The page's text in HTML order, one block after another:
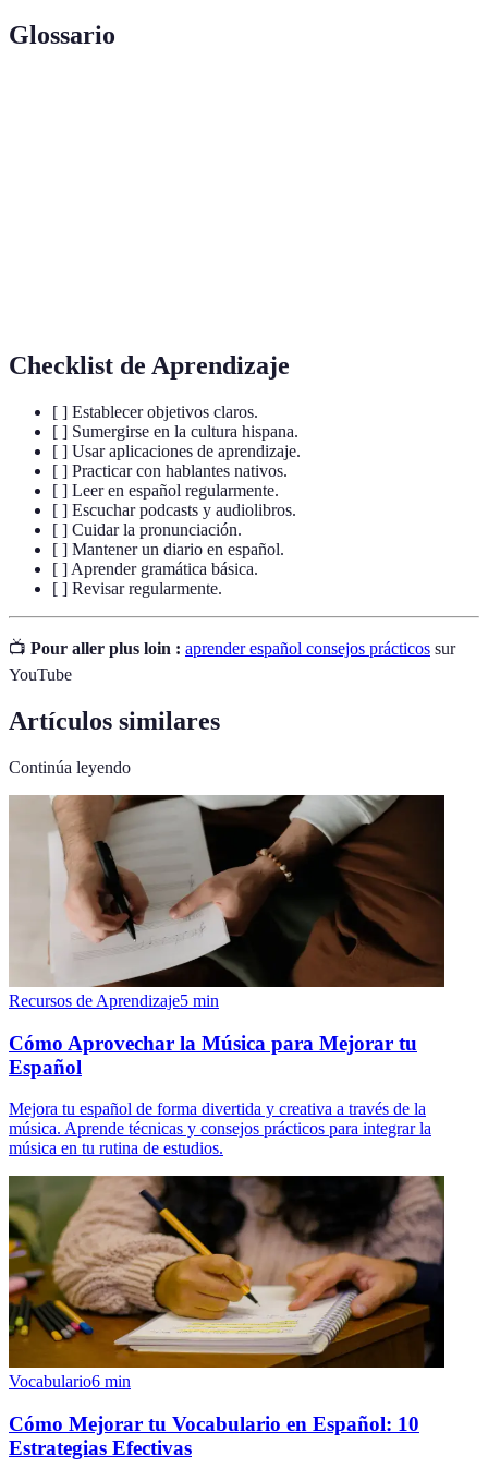
Glossario
Checklist de Aprendizaje
[ ] Establecer objetivos claros.
[ ] Sumergirse en la cultura hispana.
[ ] Usar aplicaciones de aprendizaje.
[ ] Practicar con hablantes nativos.
[ ] Leer en español regularmente.
[ ] Escuchar podcasts y audiolibros.
[ ] Cuidar la pronunciación.
[ ] Mantener un diario en español.
[ ] Aprender gramática básica.
[ ] Revisar regularmente.
📺 Pour aller plus loin : aprender español consejos prácticos sur
YouTube
Artículos similares
Continúa leyendo
Recursos de Aprendizaje5 min
Cómo Aprovechar la Música para Mejorar tu
Español
Mejora tu español de forma divertida y creativa a través de la
música. Aprende técnicas y consejos prácticos para integrar la
música en tu rutina de estudios.
Vocabulario6 min
Cómo Mejorar tu Vocabulario en Español: 10
Estrategias Efectivas